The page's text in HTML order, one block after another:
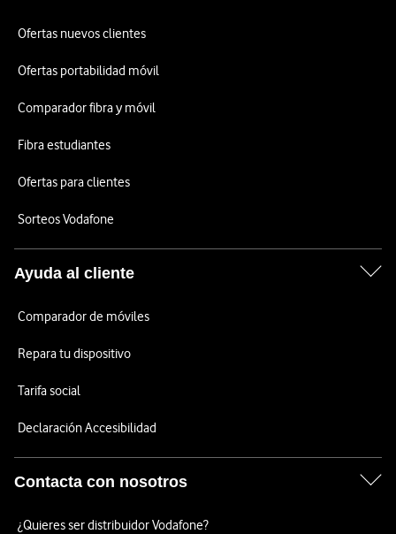
Ofertas nuevos clientes
Ofertas portabilidad móvil
Comparador fibra y móvil
Fibra estudiantes
Ofertas para clientes
Sorteos Vodafone
Ayuda al cliente
Comparador de móviles
Repara tu dispositivo
Tarifa social
Declaración Accesibilidad
Contacta con nosotros
¿Quieres ser distribuidor Vodafone?